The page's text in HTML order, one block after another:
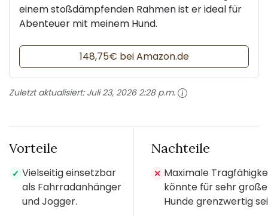
einem stoßdämpfenden Rahmen ist er ideal für
Abenteuer mit meinem Hund.
148,75€ bei Amazon.de
Zuletzt aktualisiert: Juli 23, 2026 2:28 p.m.
Vorteile
✓ Vielseitig einsetzbar
als Fahrradanhänger
und Jogger.
Nachteile
✕ Maximale
könnte für sehr große
Hunde grenzwertig